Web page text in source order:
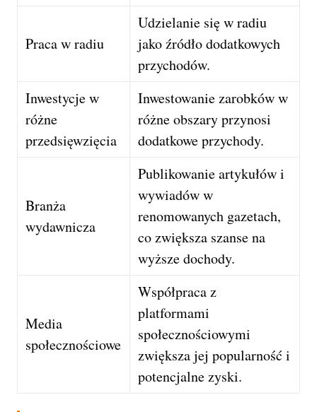
Praca w radiu
Udzielanie się w radiu
jako źródło dodatkowych
przychodów.
Inwestycje w
różne
przedsięwzięcia
Inwestowanie zarobków w
różne obszary przynosi
dodatkowe przychody.
Branża
wydawnicza
Publikowanie artykułów i
wywiadów w
renomowanych gazetach,
co zwiększa szanse na
wyższe dochody.
Media
społecznościowe
Współpraca z
platformami
społecznościowymi
zwiększa jej popularność i
potencjalne zyski.